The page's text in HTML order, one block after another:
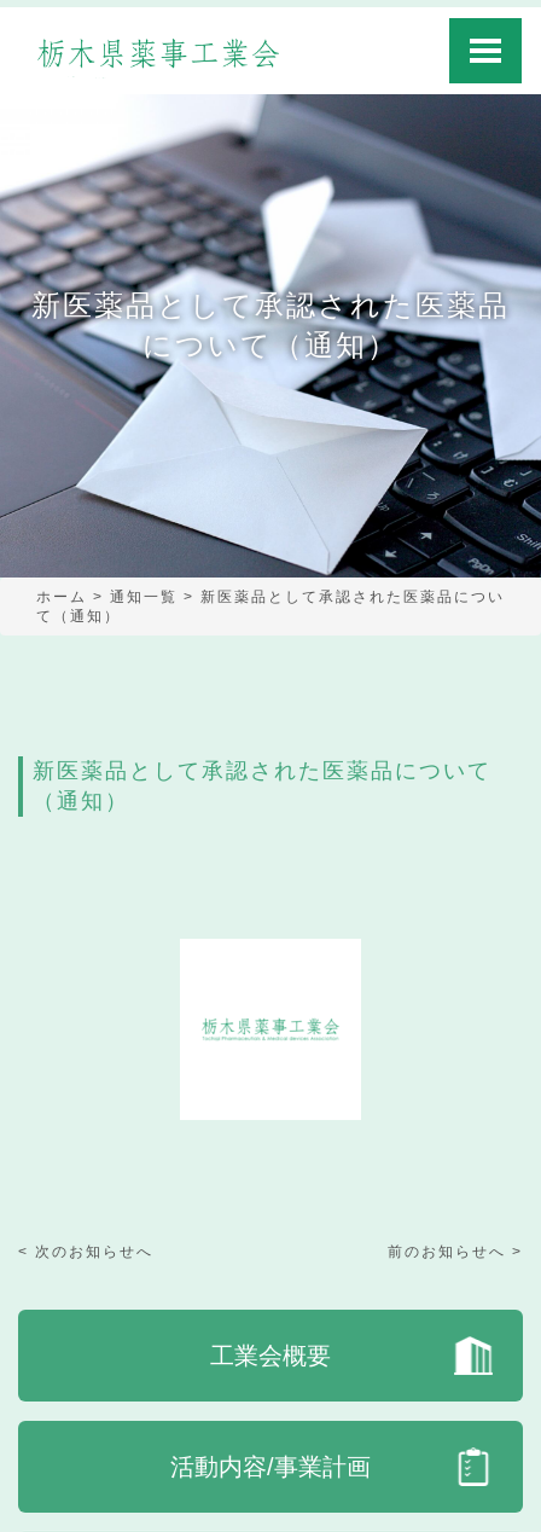
Toggle
新医薬品として承認された医薬品
について（通知）
ホーム > 通知一覧 > 新医薬品として承認された医薬品につい
て（通知）
新医薬品として承認された医薬品について
（通知）
< 次のお知らせへ 前のお知らせへ >
工業会概要
活動内容/事業計画